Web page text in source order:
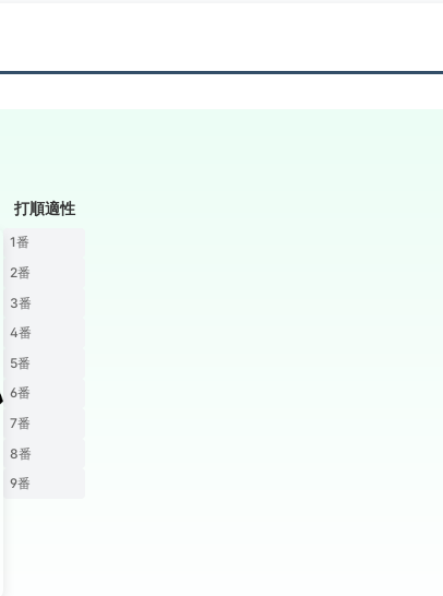
打順適性
1番
2番
3番
4番
5番
6番
7番
8番
9番